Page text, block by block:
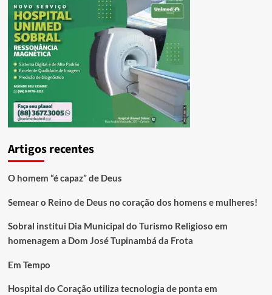
Artigos recentes
O homem “é capaz” de Deus
Semear o Reino de Deus no coração dos homens e mulheres!
Sobral institui Dia Municipal do Turismo Religioso em
homenagem a Dom José Tupinambá da Frota
Em Tempo
Hospital do Coração utiliza tecnologia de ponta em